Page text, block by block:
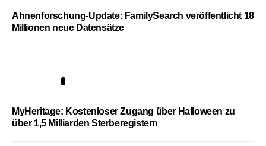
Ahnenforschung-Update: FamilySearch veröffentlicht 18
Millionen neue Datensätze
MyHeritage: Kostenloser Zugang über Halloween zu
über 1,5 Milliarden Sterberegistern